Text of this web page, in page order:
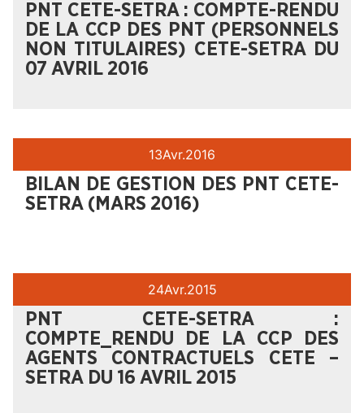
PNT CETE-SETRA : COMPTE-RENDU
DE LA CCP DES PNT (PERSONNELS
NON TITULAIRES) CETE-SETRA DU
07 AVRIL 2016
13Avr.2016
BILAN DE GESTION DES PNT CETE-
SETRA (MARS 2016)
24Avr.2015
PNT CETE-SETRA :
COMPTE_RENDU DE LA CCP DES
AGENTS CONTRACTUELS CETE –
SETRA DU 16 AVRIL 2015